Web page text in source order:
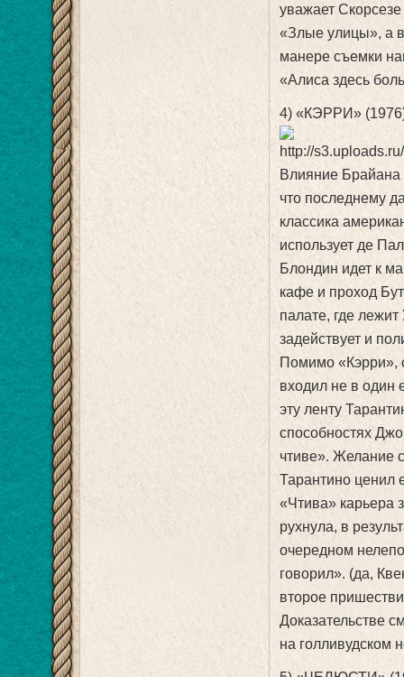
уважает
«Злые улицы», а
манере съемки
«Алиса здесь
4) «КЭРРИ»
Влияние
что последнему
классика
использует де
Блондин идет к
кафе и проход
палате, где
задействует и
Помимо «Кэрри»,
входил не в один
эту ленту
способностях
чтиве». Желание
Тарантино ценил
«Чтива» карьера
рухнула, в
очередном
говорил». (да,
второе
Доказательстве
на голливудском